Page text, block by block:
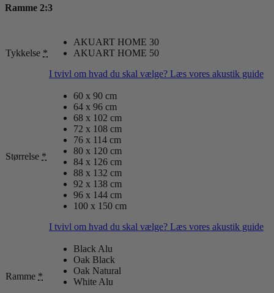
Ramme 2:3
Tykkelse *
AKUART HOME 30
AKUART HOME 50
I tvivl om hvad du skal vælge? Læs vores akustik guide
Størrelse *
60 x 90 cm
64 x 96 cm
68 x 102 cm
72 x 108 cm
76 x 114 cm
80 x 120 cm
84 x 126 cm
88 x 132 cm
92 x 138 cm
96 x 144 cm
100 x 150 cm
I tvivl om hvad du skal vælge? Læs vores akustik guide
Ramme *
Black Alu
Oak Black
Oak Natural
White Alu